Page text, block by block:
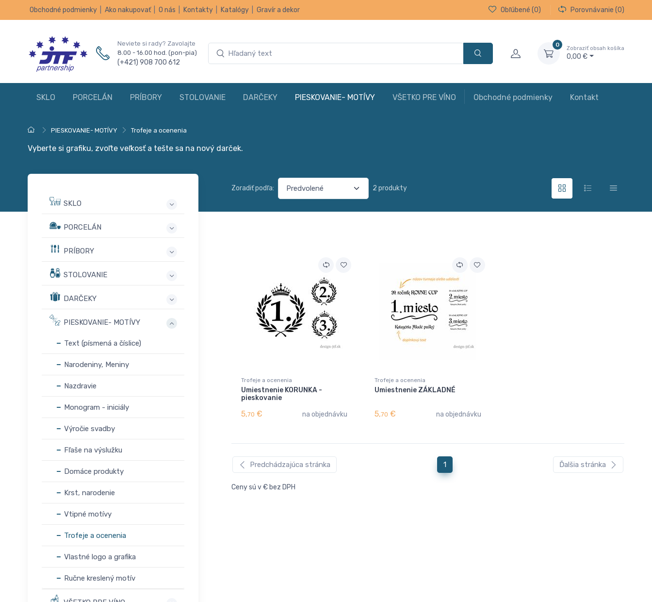
Obchodné podmienky Ako nakupovať O nás Kontakty Katalógy Gravír a dekor Obľúbené (0) Porovnávanie (0)
Neviete si rady? Zavolajte
8.00 - 16.00 hod. (pon-pia)
(+421) 908 700 612
0
Zobraziť obsah košíka
0,00 €
SKLO PORCELÁN PRÍBORY STOLOVANIE DARČEKY PIESKOVANIE- MOTÍVY VŠETKO PRE VÍNO Obchodné podmienky Kontakt
PIESKOVANIE- MOTÍVY Trofeje a ocenenia
Vyberte si grafiku, zvoľte veľkosť a tešte sa na nový darček.
SKLO
PORCELÁN
PRÍBORY
STOLOVANIE
DARČEKY
PIESKOVANIE- MOTÍVY
Text (písmená a číslice)
Narodeniny, Meniny
Nazdravie
Monogram - iniciály
Výročie svadby
Fľaše na výslužku
Domáce produkty
Krst, narodenie
Vtipné motívy
Trofeje a ocenenia
Vlastné logo a grafika
Ručne kreslený motív
Zoradiť podľa: 2 produkty
Trofeje a ocenenia
Umiestnenie KORUNKA -
pieskovanie
5,70 € na objednávku
Trofeje a ocenenia
Umiestnenie ZÁKLADNÉ
5,70 € na objednávku
Predchádzajúca stránka 1 Ďalšia stránka
Ceny sú v € bez DPH